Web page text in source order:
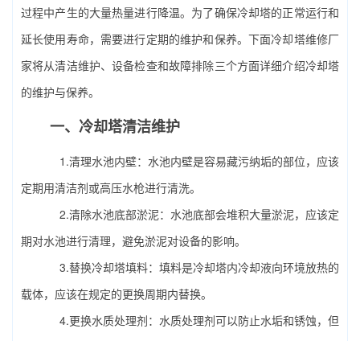
过程中产生的大量热量进行降温。为了确保冷却塔的正常运行和
延长使用寿命，需要进行定期的维护和保养。下面冷却塔维修厂
家将从清洁维护、设备检查和故障排除三个方面详细介绍冷却塔
的维护与保养。
一、冷却塔清洁维护
1.清理水池内壁：水池内壁是容易藏污纳垢的部位，应该
定期用清洁剂或高压水枪进行清洗。
2.清除水池底部淤泥：水池底部会堆积大量淤泥，应该定
期对水池进行清理，避免淤泥对设备的影响。
3.替换冷却塔填料：填料是冷却塔内冷却液向环境放热的
载体，应该在规定的更换周期内替换。
4.更换水质处理剂：水质处理剂可以防止水垢和锈蚀，但